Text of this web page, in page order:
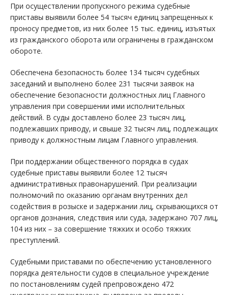
При осуществлении пропускного режима судебные
приставы выявили более 54 тысяч единиц запрещенных к
проносу предметов, из них более 15 тыс. единиц, изъятых
из гражданского оборота или ограничены в гражданском
обороте.
Обеспечена безопасность более 134 тысяч судебных
заседаний и выполнено более 231 тысячи заявок на
обеспечение безопасности должностных лиц Главного
управления при совершении ими исполнительных
действий. В суды доставлено более 23 тысяч лиц,
подлежавших приводу, и свыше 32 тысяч лиц, подлежащих
приводу к должностным лицам Главного управления.
При поддержании общественного порядка в судах
судебные приставы выявили более 12 тысяч
административных правонарушений. При реализации
полномочий по оказанию органам внутренних дел
содействия в розыске и задержании лиц, скрывающихся от
органов дознания, следствия или суда, задержано 707 лиц,
104 из них – за совершение тяжких и особо тяжких
преступлений.
Судебными приставами по обеспечению установленного
порядка деятельности судов в специальное учреждение
по постановлениям судей препровождено 472